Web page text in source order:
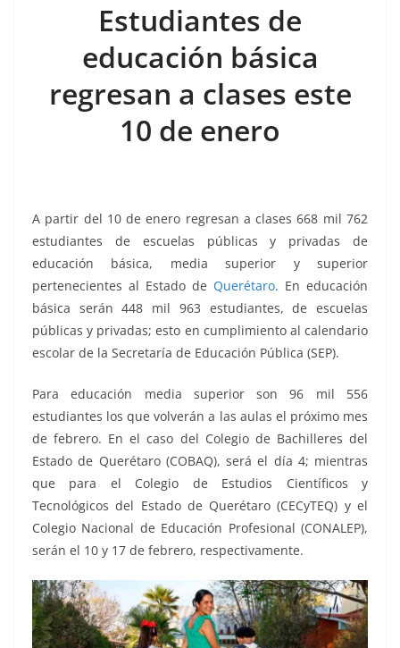
b
o
itt
er
ai
l
at
s
A
p
p
ss
e
n
g
er
e
gr
a
m
m
p
ar
tir
Estudiantes de
educación básica
regresan a clases este
10 de enero
A partir del 10 de enero regresan a clases 668 mil 762
estudiantes de escuelas públicas y privadas de
educación básica, media superior y superior
pertenecientes al Estado de Querétaro. En educación
básica serán 448 mil 963 estudiantes, de escuelas
públicas y privadas; esto en cumplimiento al calendario
escolar de la Secretaría de Educación Pública (SEP).
Para educación media superior son 96 mil 556
estudiantes los que volverán a las aulas el próximo mes
de febrero. En el caso del Colegio de Bachilleres del
Estado de Querétaro (COBAQ), será el día 4; mientras
que para el Colegio de Estudios Científicos y
Tecnológicos del Estado de Querétaro (CECyTEQ) y el
Colegio Nacional de Educación Profesional (CONALEP),
serán el 10 y 17 de febrero, respectivamente.